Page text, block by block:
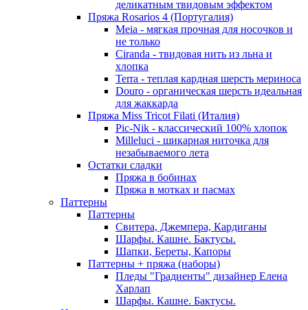
деликатным твидовым эффектом
Пряжа Rosarios 4 (Португалия)
Meia - мягкая прочная для носочков и
не только
Ciranda - твидовая нить из льна и
хлопка
Terra - теплая кардная шерсть мериноса
Douro - органическая шерсть идеальная
для жаккарда
Пряжа Miss Tricot Filati (Италия)
Pic-Nik - классический 100% хлопок
Milleluci - шикарная ниточка для
незабываемого лета
Остатки сладки
Пряжа в бобинах
Пряжа в мотках и пасмах
Паттерны
Паттерны
Свитера, Джемпера, Кардиганы
Шарфы. Кашне. Бактусы.
Шапки, Береты, Капоры
Паттерны + пряжа (наборы)
Пледы "Градиенты" дизайнер Елена
Харлап
Шарфы. Кашне. Бактусы.